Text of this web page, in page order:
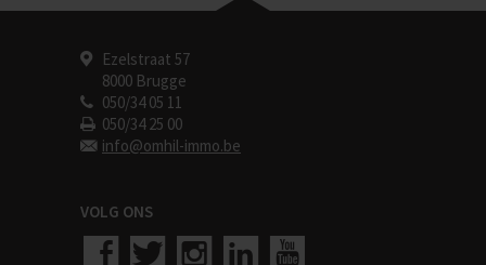
Ezelstraat 57
8000 Brugge
050/34 05 11
050/34 25 00
info@omhil-immo.be
VOLG ONS